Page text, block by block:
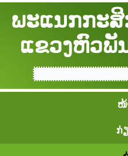
ພະແນກກະສິ
ແຂວງຫົວພັ
ໜ້
ກ່